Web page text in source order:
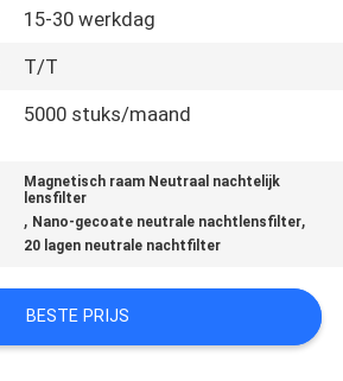
15-30 werkdag
T/T
5000 stuks/maand
Magnetisch raam Neutraal nachtelijk
lensfilter
, Nano-gecoate neutrale nachtlensfilter,
20 lagen neutrale nachtfilter
BESTE PRIJS